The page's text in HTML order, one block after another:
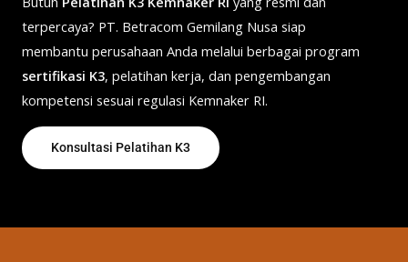
terpercaya? PT. Betracom Gemilang Nusa siap
membantu perusahaan Anda melalui berbagai program
sertifikasi K3, pelatihan kerja, dan pengembangan
kompetensi sesuai regulasi Kemnaker RI.
Konsultasi Pelatihan K3